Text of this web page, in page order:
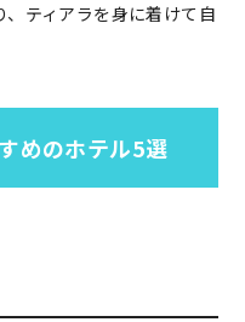
ティアラを身に着けて自
めのホテル5選